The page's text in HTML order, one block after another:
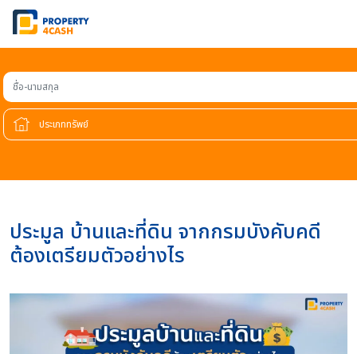
ชื่อ-นามสกุล
ประมูล บ้านและที่ดิน จากกรมบังคับคดี
ต้องเตรียมตัวอย่างไร